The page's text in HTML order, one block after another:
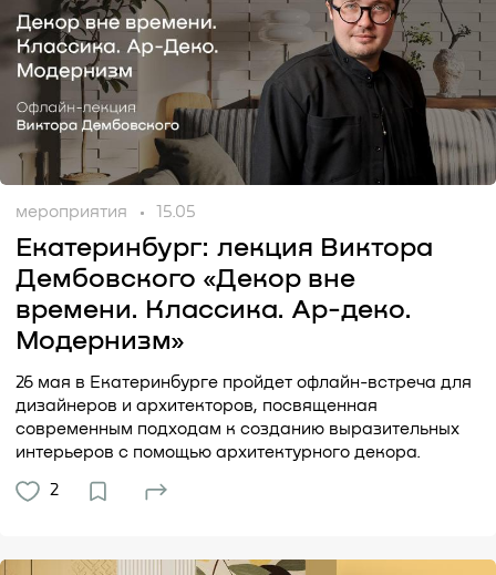
мероприятия 15.05
Екатеринбург: лекция Виктора
Дембовского «Декор вне
времени. Классика. Ар-деко.
Модернизм»
26 мая в Екатеринбурге пройдет офлайн-встреча для
дизайнеров и архитекторов, посвященная
современным подходам к созданию выразительных
интерьеров с помощью архитектурного декора.
2